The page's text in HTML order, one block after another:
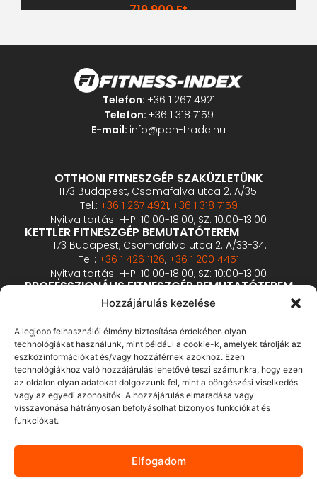
Hozzájárulás kezelése
A legjobb felhasználói élmény biztosítása érdekében olyan
technológiákat használunk, mint például a cookie-k, amelyek tárolják az
eszközinformációkat és/vagy hozzáférnek azokhoz. Ezen
technológiákhoz való hozzájárulás lehetővé teszi számunkra, hogy ezen
az oldalon olyan adatokat dolgozzunk fel, mint a böngészési viselkedés
vagy az egyedi azonosítók. A hozzájárulás elmaradása vagy
visszavonása hátrányosan befolyásolhat bizonyos funkciókat és
funkciókat.
Elfogadom
719 900Ft
Telefon: +36 1 267 4921
Telefon: +36 1 318 7159
E-mail: info@pan-trade.hu
OTTHONI FITNESZGÉP SZAKÜZLETÜNK
1173 Budapest, Csomafalva utca 2. A/35.
Tel.: +36 1 267 4921, +36 1 318 7159
Nyitva tartás: H-P: 10:00-18:00, SZ: 10:00-13:00
KETTLER FITNESZGÉP BEMUTATÓTEREM
1173 Budapest, Csomafalva utca 2. A/33-34.
Tel.: +36 1 426 1126, +36 1 200 4451
Nyitva tartás: H-P: 10:00-18:00, SZ: 10:00-13:00
PROFESSZIONÁLIS FITNESZGÉP BEMUTATÓTEREM
2360 Gyál, Vállalkozó u. 12.
+36 1 900 0657
Nyitva tartás: előzetes bejelentkezés alapján
ÁSZF
Adatvédelmi tájékoztató
Fizetés és szállítás
Bankkártyás fizetés tájékoztató